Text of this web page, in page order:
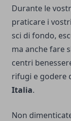
Durante le
praticare i
sci di fondo,
ma anche fare
centri
rifugi e godere
Italia.
Non